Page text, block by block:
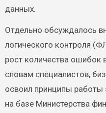
данных.
Отдельно обсуждалось
логического контроля
рост количества ошибок
словам специалистов,
освоил принципы работы
на базе Министерства